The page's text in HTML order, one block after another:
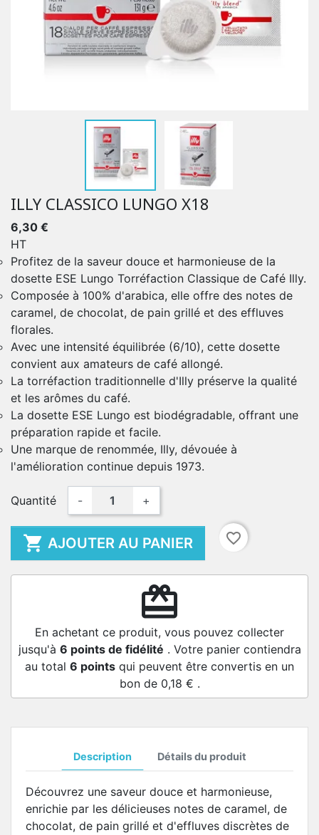
ILLY CLASSICO LUNGO X18
6,30 €
HT
Profitez de la saveur douce et harmonieuse de la
dosette ESE Lungo Torréfaction Classique de Café Illy.
Composée à 100% d'arabica, elle offre des notes de
caramel, de chocolat, de pain grillé et des effluves
florales.
Avec une intensité équilibrée (6/10), cette dosette
convient aux amateurs de café allongé.
La torréfaction traditionnelle d'Illy préserve la qualité
et les arômes du café.
La dosette ESE Lungo est biodégradable, offrant une
préparation rapide et facile.
Une marque de renommée, Illy, dévouée à
l'amélioration continue depuis 1973.
Quantité - +
 AJOUTER AU PANIER favorite_border
redeem
En achetant ce produit, vous pouvez collecter
jusqu'à 6 points de fidélité . Votre panier contiendra
au total 6 points qui peuvent être convertis en un
bon de 0,18 € .
Description Détails du produit
Découvrez une saveur douce et harmonieuse,
enrichie par les délicieuses notes de caramel, de
chocolat, de pain grillé et d'effluves discrètes de